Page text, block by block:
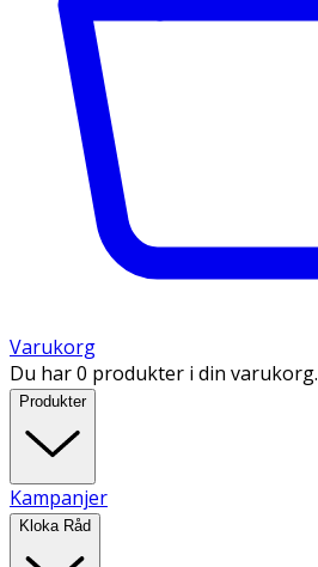
Varukorg
Du har 0 produkter i din varukorg.
Produkter
Kampanjer
Kloka Råd